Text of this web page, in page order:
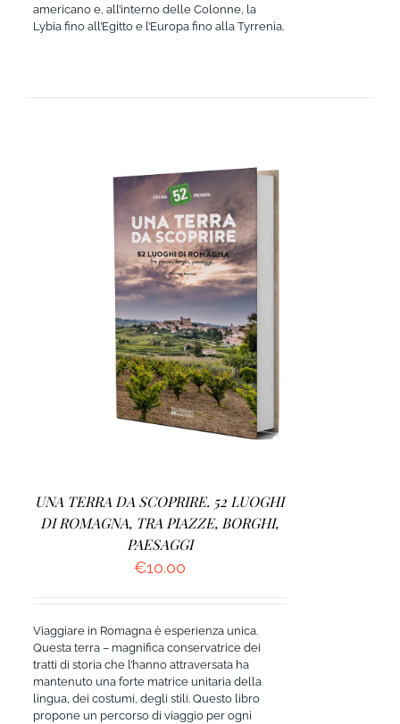
americano e, all’interno delle Colonne, la
Lybia fino all’Egitto e l’Europa fino alla Tyrrenia.
AGGIUNGI AL CARRELLO /
UNA TERRA DA SCOPRIRE. 52 LUOGHI
DI ROMAGNA, TRA PIAZZE, BORGHI,
PAESAGGI
€10.00
Viaggiare in Romagna è esperienza unica.
Questa terra – magnifica conservatrice dei
tratti di storia che l’hanno attraversata ha
mantenuto una forte matrice unitaria della
lingua, dei costumi, degli stili. Questo libro
propone un percorso di viaggio per ogni